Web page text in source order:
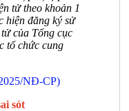
tử theo khoản 1
hiện đăng ký sử
của Tổng cục
tổ chức cung
NĐ-CP)
sót